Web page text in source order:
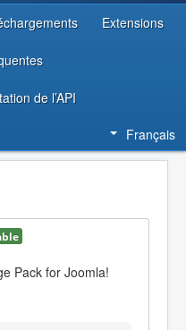
Extensions
de l’API
Français
Pack for Joomla!